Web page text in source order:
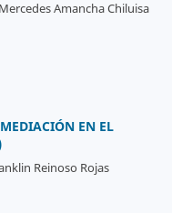
Amancha Chiluisa
EN EL
Reinoso Rojas